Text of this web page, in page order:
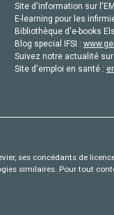
Site d'information sur
E-learning pour les
Bibliothèque d'e-books
Blog special IFSI :
Suivez notre actualité
Site d'emploi en santé :
ses concédants de
similaires. Pour tout